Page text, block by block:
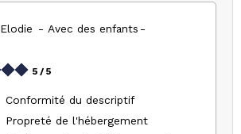
Elodie
Avec des enfants
5 / 5
Conformité du descriptif
Propreté de l'hébergement